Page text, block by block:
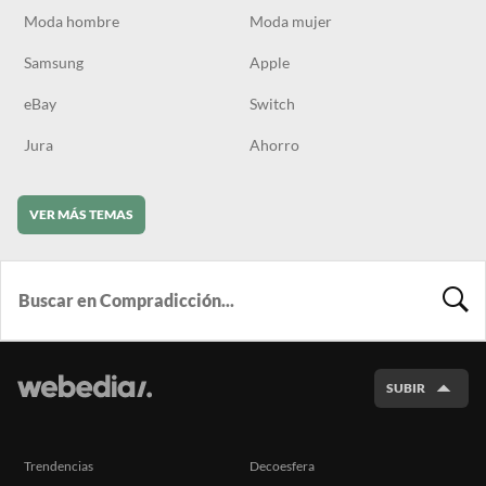
Moda hombre Moda mujer
Samsung Apple
eBay Switch
Jura Ahorro
VER MÁS TEMAS
SUBIR
Trendencias Decoesfera